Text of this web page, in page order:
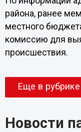
района, ранее
местного
комиссию для
происшествия.
Еще в рубрике
Новости